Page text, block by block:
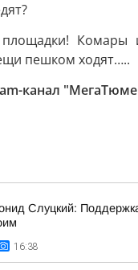
площадки!
пешком ходят…..
канал
Слуцкий:
16:38